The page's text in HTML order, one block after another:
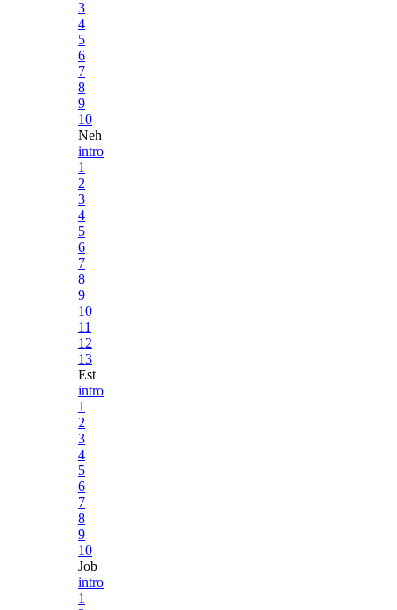
3
4
5
6
7
8
9
10
Neh
intro
1
2
3
4
5
6
7
8
9
10
11
12
13
Est
intro
1
2
3
4
5
6
7
8
9
10
Job
intro
1